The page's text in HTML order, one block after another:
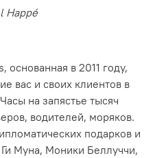
Happé
в 2011 году,
вас и своих клиентов в
на запястье тысяч
водителей, моряков.
подарков и
Муна, Моники Беллуччи,